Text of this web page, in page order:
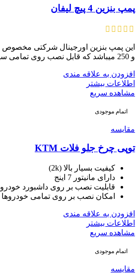
پمپ بنزین 4 پیچ لیفان
و 250 میباشد که قابل نصب روی تمامی سیستم های لیفان
افزودن به علاقه مندی
اطلاعات بیشتر
مشاهده سریع
اتمام موجودی
مقایسه
توپی چرخ جلو فلات KTM
کیفیت بسیار بالا (2k)
دارای مانیتور 7 اینج
قابلیت نصب بر روی داشبورد خودرو
امکان نصب بر روی تمامی خودروها
افزودن به علاقه مندی
اطلاعات بیشتر
مشاهده سریع
اتمام موجودی
مقایسه